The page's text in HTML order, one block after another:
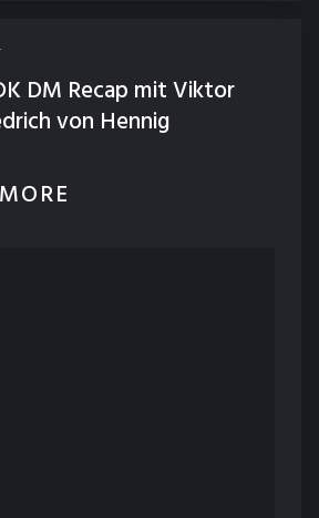
DM Recap mit Viktor
von Hennig